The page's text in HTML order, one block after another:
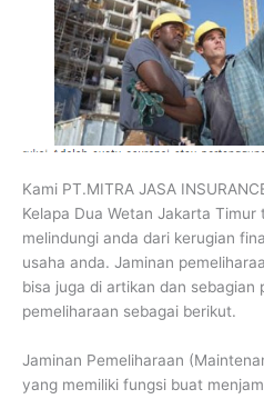
Kami PT.MITRA JASA
Kelapa Dua Wetan Jakarta Timur
melindungi anda dari kerugian
usaha anda. Jaminan
bisa juga di artikan dan sebagian
pemeliharaan sebagai berikut.
Jaminan Pemeliharaan
yang memiliki fungsi buat